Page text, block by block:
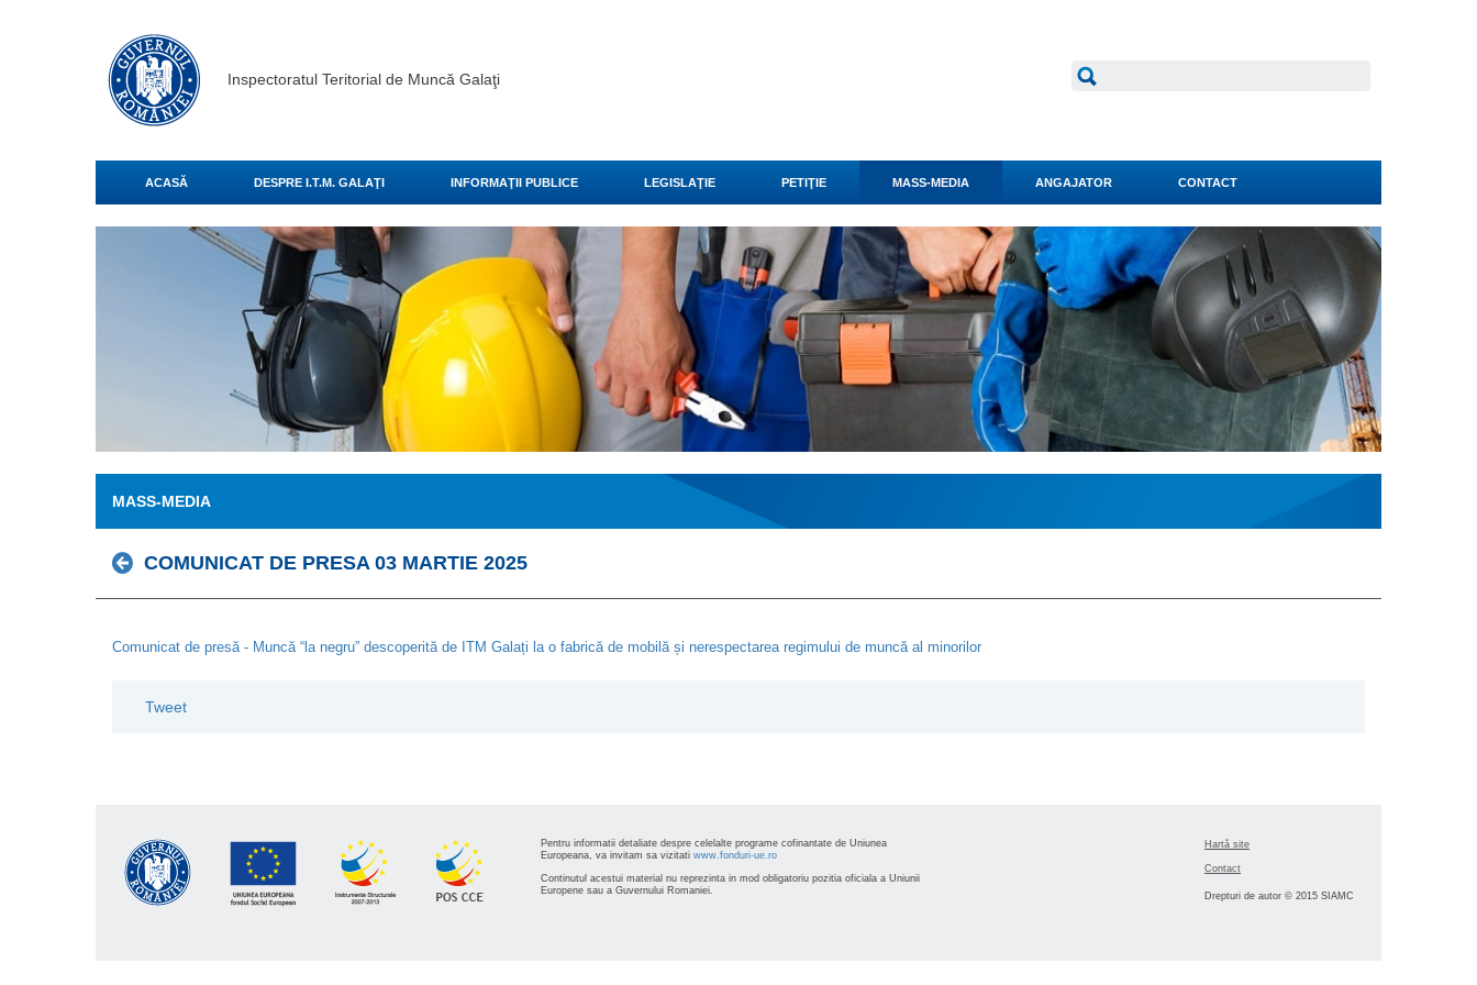
Inspectoratul Teritorial de Muncă Galaţi
ACASĂ DESPRE I.T.M. GALAŢI INFORMAŢII PUBLICE LEGISLAŢIE PETIŢIE MASS-MEDIA ANGAJATOR CONTACT
MASS-MEDIA
COMUNICAT DE PRESA 03 MARTIE 2025
Comunicat de presă - Muncă “la negru” descoperită de ITM Galați la o fabrică de mobilă și nerespectarea regimului de muncă al minorilor
Tweet
Pentru informatii detaliate despre celelalte programe cofinantate de Uniunea
Europeana, va invitam sa vizitati www.fonduri-ue.ro
Continutul acestui material nu reprezinta in mod obligatoriu pozitia oficiala a Uniunii
Europene sau a Guvernului Romaniei.
Hartă site
Contact
Drepturi de autor © 2015 SIAMC